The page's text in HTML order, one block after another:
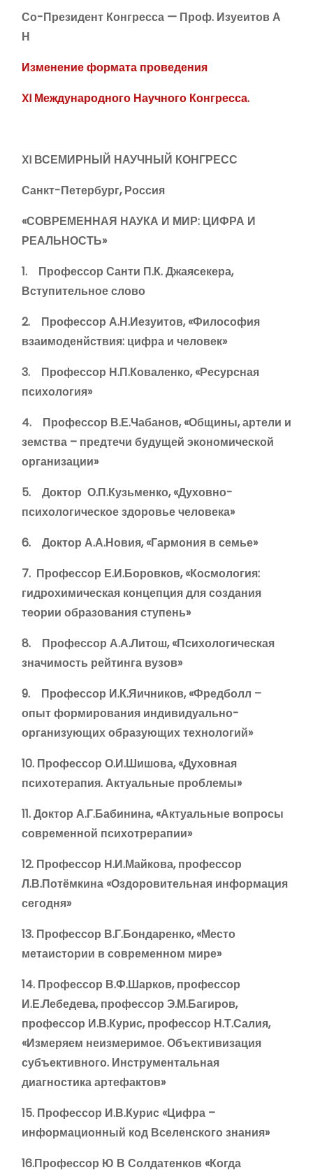
Со-Президент Конгресса — Проф. Изуеитов А
Н
Изменение формата проведения
XI Международного Научного Конгресса.
XI ВСЕМИРНЫЙ НАУЧНЫЙ КОНГРЕСС
Санкт-Петербург, Россия
«СОВРЕМЕННАЯ НАУКА И МИР: ЦИФРА И
РЕАЛЬНОСТЬ»
1. Профессор Санти П.К. Джаясекера,
Вступительное слово
2. Профессор А.Н.Иезуитов, «Философия
взаимоденйствия: цифра и человек»
3. Профессор Н.П.Коваленко, «Ресурсная
психология»
4. Профессор В.Е.Чабанов, «Общины, артели и
земства – предтечи будущей экономической
организации»
5. Доктор О.П.Кузьменко, «Духовно-
психологическое здоровье человека»
6. Доктор А.А.Новия, «Гармония в семье»
7. Профессор Е.И.Боровков, «Космология:
гидрохимическая концепция для создания
теории образования ступень»
8. Профессор А.А.Литош, «Психологическая
значимость рейтинга вузов»
9. Профессор И.К.Яичников, «Фредболл –
опыт формирования индивидуально-
организующих образующих технологий»
10. Профессор О.И.Шишова, «Духовная
психотерапия. Актуальные проблемы»
11. Доктор А.Г.Бабинина, «Актуальные вопросы
современной психотрерапии»
12. Профессор Н.И.Майкова, профессор
Л.В.Потёмкина «Оздоровительная информация
сегодня»
13. Профессор В.Г.Бондаренко, «Место
метаистории в современном мире»
14. Профессор В.Ф.Шарков, профессор
И.Е.Лебедева, профессор Э.М.Багиров,
профессор И.В.Курис, профессор Н.Т.Салия,
«Измеряем неизмеримое. Объективизация
субъективного. Инструментальная
диагностика артефактов»
15. Профессор И.В.Курис «Цифра –
информационный код Вселенского знания»
16.Профессор Ю В Солдатенков «Когда